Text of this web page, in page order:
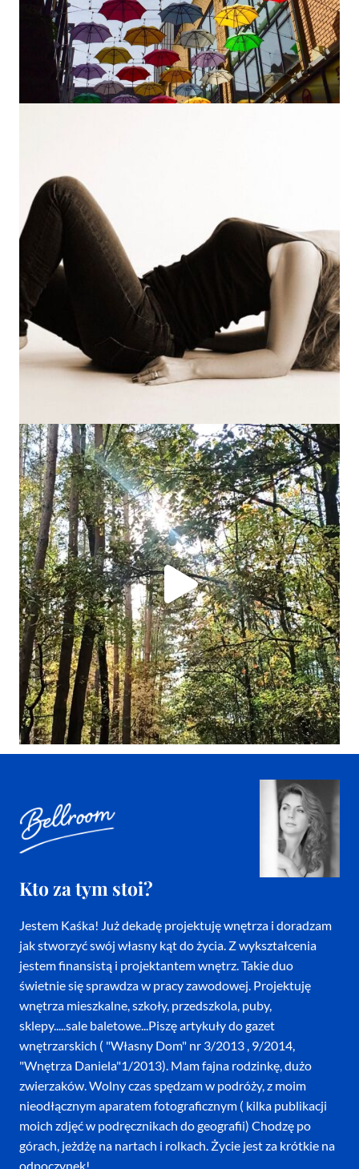
Kto za tym stoi?
Jestem Kaśka! Już dekadę projektuję wnętrza i doradzam
jak stworzyć swój własny kąt do życia. Z wykształcenia
jestem finansistą i projektantem wnętrz. Takie duo
świetnie się sprawdza w pracy zawodowej. Projektuję
wnętrza mieszkalne, szkoły, przedszkola, puby,
sklepy.....sale baletowe...Piszę artykuły do gazet
wnętrzarskich ( "Własny Dom" nr 3/2013 , 9/2014,
"Wnętrza Daniela"1/2013). Mam fajna rodzinkę, dużo
zwierzaków. Wolny czas spędzam w podróży, z moim
nieodłącznym aparatem fotograficznym ( kilka publikacji
moich zdjęć w podręcznikach do geografii) Chodzę po
górach, jeżdżę na nartach i rolkach. Życie jest za krótkie na
odpoczynek!